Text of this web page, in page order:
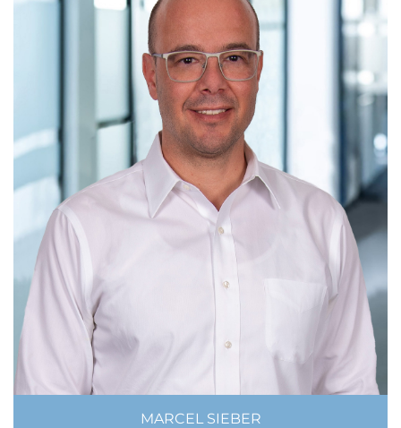
MARCEL SIEBER